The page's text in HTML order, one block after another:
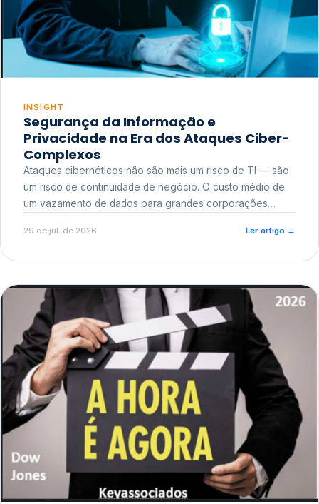
INSIGHT
Segurança da Informação e
Privacidade na Era dos Ataques Ciber-
Complexos
Ataques cibernéticos não são mais um risco de TI — são
um risco de continuidade de negócio. O custo médio de
um vazamento de dados para grandes corporações
reputacional e o risco regulatório junto a órgãos como a
29 de jul. de 2026 Ler artigo →